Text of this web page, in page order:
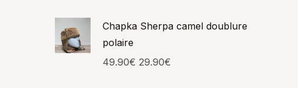
Chapka Sherpa camel doublure
polaire
49.90€ 29.90€